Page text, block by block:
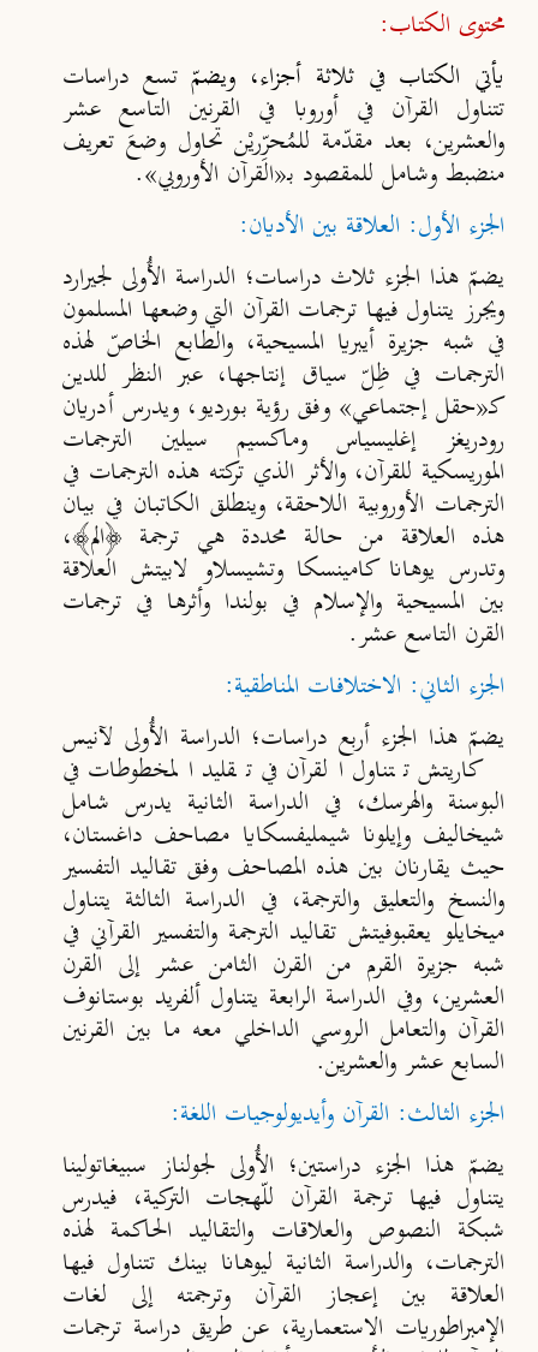
محتوى الكتاب:
يأتي الكتاب في ثلاثة أجزاء، ويضمّتسع دراسات
تتناول القرآن في أوروبا في القرنين التاسع عشر
والعشرين، بعد مقدّمة للمُحرِّريْن تحاول وضعَ تعريف
منضبط وشامل للمقصود بـ«القرآن الأوروبي».
الجزء الأول: العلاقة بين الأديان:
يضمّ هذا الجزء ثلاث دراسات؛ الدراسة الأُولى لجيرارد
ويجرز يتناول فيها ترجمات القرآن التي وضعها المسلمون
في شبه جزيرة أيبريا المسيحية، والطابع الخاصّ لهذه
الترجمات في ظِلّ سياق إنتاجها، عبر النظر للدين
كـ«حقل إجتماعي» وفق رؤية بورديو، ويدرس أدريان
رودريغز إغليسياس وماكسيم سيلين الترجمات
الموريسكية للقرآن، والأثر الذي تركته هذه الترجمات في
الترجمات الأوروبية اللاحقة، وينطلق الكاتبان في بيان
هذه العلاقة من حالة محددة هي ترجمة ﴿الم﴾،
وتدرس يوهانا كامينسكا وتشيسلاو لابيتش العلاقة
بين المسيحية والإسلام في بولندا وأثرها في ترجمات
القرن التاسع عشر.
الجزء الثاني: الاختلافات المناطقية:
يضمّ هذا الجزء أربع دراسات؛ الدراسة الأُولى لآنيس
كاريتش تتناول القرآن في تقليد المخطوطات في
البوسنة والهرسك، في الدراسة الثانية يدرس شامل
شيخاليف وإيلونا شيمليفسكايا مصاحف داغستان،
حيث يقارنان بين هذه المصاحف وفق تقاليد التفسير
والنسخ والتعليق والترجمة، في الدراسة الثالثة يتناول
ميخايلو يعقبوفيتش تقاليد الترجمة والتفسير القرآني في
شبه جزيرة القرم من القرن الثامن عشر إلى القرن
العشرين، وفي الدراسة الرابعة يتناول ألفريد بوستانوف
القرآن والتعامل الروسي الداخلي معه ما بين القرنين
السابع عشر والعشرين.
الجزء الثالث: القرآن وأيديولوجيات اللغة:
يضمّ هذا الجزء دراستين؛ الأُولى لجولناز سبيغاتولينا
يتناول فيها ترجمة القرآن للّهجات التركية، فيدرس
شبكة النصوص والعلاقات والتقاليد الحاكمة لهذه
الترجمات، والدراسة الثانية ليوهانا بينك تتناول فيها
العلاقة بين إعجاز القرآن وترجمته إلى لغات
الإمبراطوريات الاستعمارية، عن طريق دراسة ترجمات